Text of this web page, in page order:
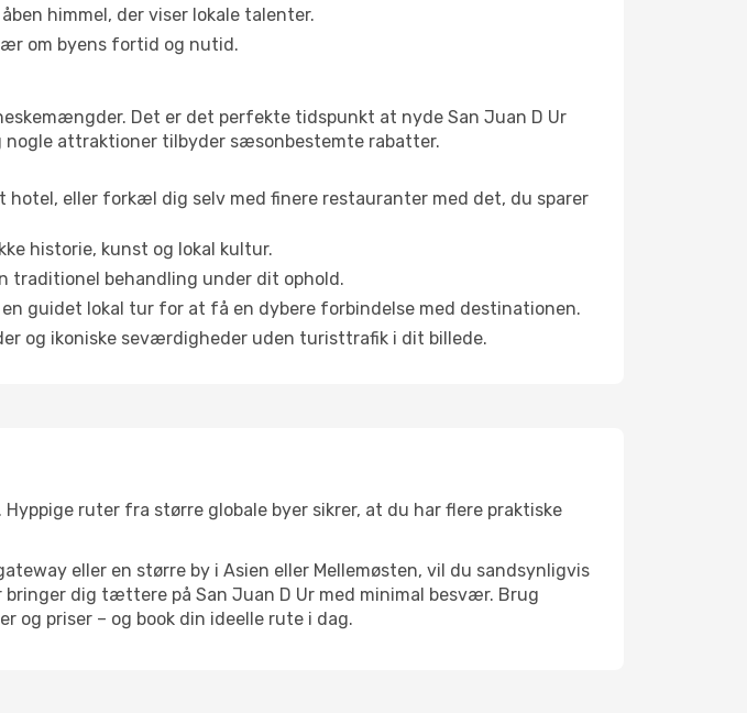
himmel, der viser lokale talenter.
om byens fortid og nutid.
Det er det perfekte tidspunkt at nyde San Juan D Ur
nogle attraktioner tilbyder sæsonbestemte rabatter.
hotel, eller forkæl dig selv med finere restauranter med det, du sparer
historie, kunst og lokal kultur.
traditionel behandling under dit ophold.
guidet lokal tur for at få en dybere forbindelse med destinationen.
og ikoniske seværdigheder uden turisttrafik i dit billede.
ruter fra større globale byer sikrer, at du har flere praktiske
eller en større by i Asien eller Mellemøsten, vil du sandsynligvis
dig tættere på San Juan D Ur med minimal besvær. Brug
og priser – og book din ideelle rute i dag.